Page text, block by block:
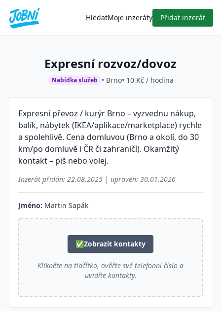
HledatMoje inzeráty Přidat inzerát
Expresní rozvoz/dovoz
Nabídka služeb • Brno• 10 Kč / hodina
Expresní převoz / kurýr Brno – vyzvednu nákup,
balík, nábytek (IKEA/aplikace/marketplace) rychle
a spolehlivě. Cena domluvou (Brno a okolí, do 30
km/po domluvě i ČR či zahraničí). Okamžitý
kontakt – piš nebo volej.
Inzerát přidán: 22.08.2025 | upraven: 30.01.2026
Jméno: Martin Sapák
✅Zobrazit kontakty
Klikněte na tlačítko, ověřte své telefonní číslo a
uvidíte kontakty.